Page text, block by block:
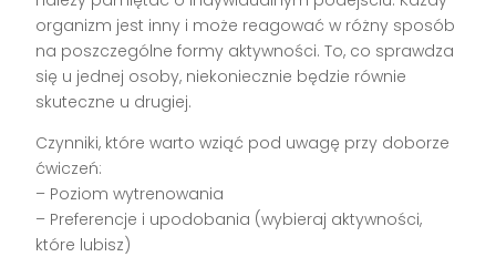
organizm jest inny i może reagować w różny sposób
na poszczególne formy aktywności. To, co sprawdza
się u jednej osoby, niekoniecznie będzie równie
skuteczne u drugiej.
Czynniki, które warto wziąć pod uwagę przy doborze
ćwiczeń:
– Poziom wytrenowania
– Preferencje i upodobania (wybieraj aktywności,
które lubisz)